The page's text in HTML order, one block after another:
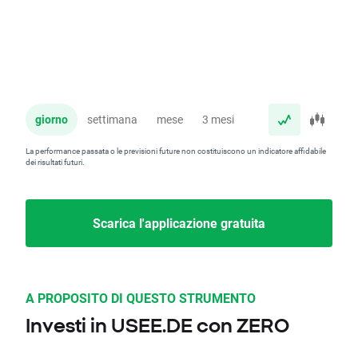
giorno settimana mese 3 mesi anno
La performance passata o le previsioni future non costituiscono un indicatore affidabile
dei risultati futuri.
Scarica l'applicazione gratuita
A PROPOSITO DI QUESTO STRUMENTO
Investi in USEE.DE con ZERO